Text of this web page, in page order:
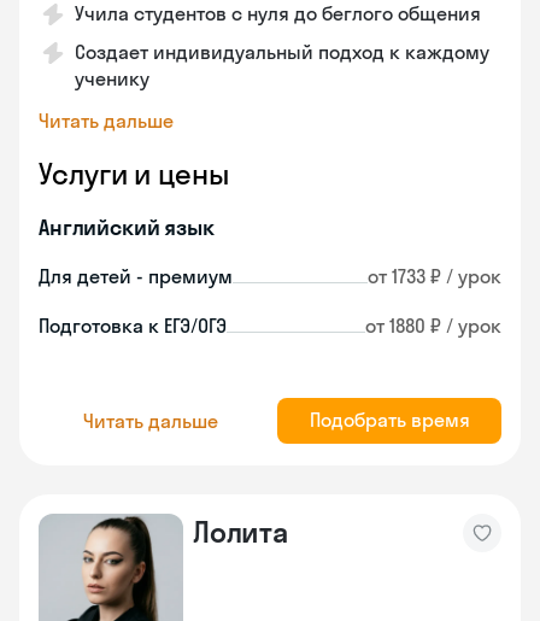
Учила студентов с нуля до беглого общения
Создает индивидуальный подход к каждому
ученику
Читать дальше
Услуги и цены
Английский язык
Для детей - премиум от 1733 ₽ / урок
Подготовка к ЕГЭ/ОГЭ от 1880 ₽ / урок
Читать дальше Подобрать время
Лолита